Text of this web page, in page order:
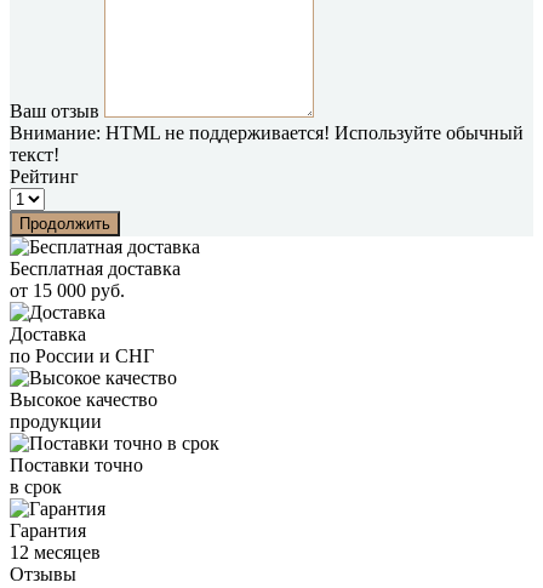
Ваш отзыв
Внимание: HTML не поддерживается! Используйте обычный
текст!
Рейтинг
Продолжить
Бесплатная доставка
от 15 000 руб.
Доставка
по России и СНГ
Высокое качество
продукции
Поставки точно
в срок
Гарантия
12 месяцев
Отзывы